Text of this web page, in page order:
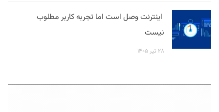
اینترنت وصل است اما تجربه کاربر مطلوب
نیست
۲۸ تیر ۱۴۰۵